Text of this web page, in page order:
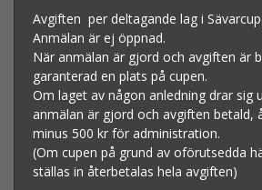
Avgiften per deltagande lag i
Anmälan är ej öppnad.
När anmälan är gjord och avgiften är
garanterad en plats på cupen.
Om laget av någon anledning drar sig
anmälan är gjord och avgiften betald,
minus 500 kr för administration.
(Om cupen på grund av oförutsedda
ställas in återbetalas hela avgiften)